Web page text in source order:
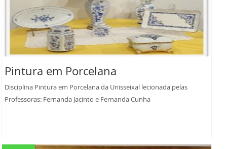
Pintura em Porcelana
Disciplina Pintura em Porcelana da Unisseixal lecionada pelas
Professoras: Fernanda Jacinto e Fernanda Cunha